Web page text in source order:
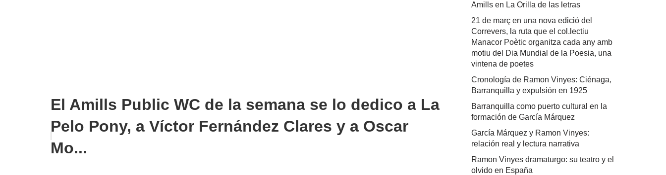
El Amills Public WC de la semana se lo dedico a La
Pelo Pony, a Víctor Fernández Clares y a Oscar
Mo...
Amills en La Orilla de las letras
21 de març en una nova edició del
Correvers, la ruta que el col.lectiu
Manacor Poètic organitza cada any amb
motiu del Dia Mundial de la Poesia, una
vintena de poetes
Cronología de Ramon Vinyes: Ciénaga,
Barranquilla y expulsión en 1925
Barranquilla como puerto cultural en la
formación de García Márquez
García Márquez y Ramon Vinyes:
relación real y lectura narrativa
Ramon Vinyes dramaturgo: su teatro y el
olvido en España